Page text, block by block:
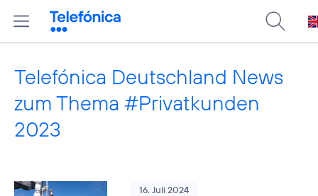
Telefónica Deutschland News
zum Thema #Privatkunden
2023
16. Juli 2024